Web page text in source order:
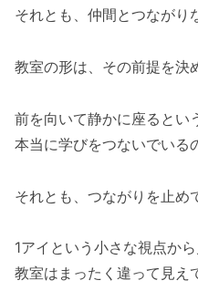
それとも、仲間とつながり
教室の形は、その前提を決
前を向いて静かに座るとい
本当に学びをつないでいる
それとも、つながりを止め
1アイという小さな視点から
教室はまったく違って見え